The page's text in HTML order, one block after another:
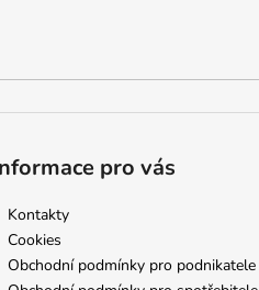
pro vás
Kontakty
Cookies
Obchodní podmínky pro podnikatele